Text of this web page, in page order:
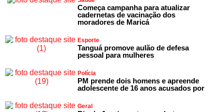
Começa campanha para atualizar
cadernetas de vacinação dos
moradores de Maricá
Esporte
Tanguá promove aulão de defesa
pessoal para mulheres
Polícia
PM prende dois homens e apreende
adolescente de 16 anos acusados por
Geral